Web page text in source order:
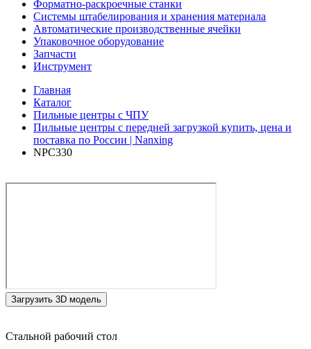
Форматно-раскроечные станки
Системы штабелирования и хранения материала
Автоматические производственные ячейки
Упаковочное оборудование
Запчасти
Инструмент
Главная
Каталог
Пильные центры с ЧПУ
Пильные центры с передней загрузкой купить, цена и
поставка по России | Nanxing
NPC330
Загрузить 3D модель
Стальной рабочий стол